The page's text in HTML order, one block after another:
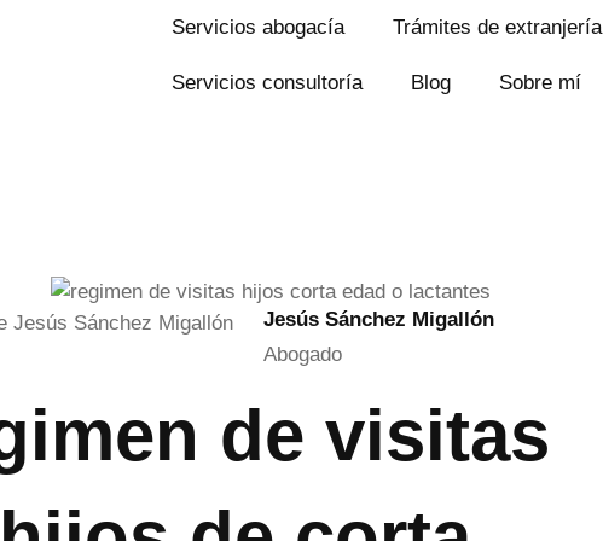
Servicios abogacía Trámites de extranjería
Servicios consultoría Blog Sobre mí
Jesús Sánchez Migallón
Abogado
de visitas